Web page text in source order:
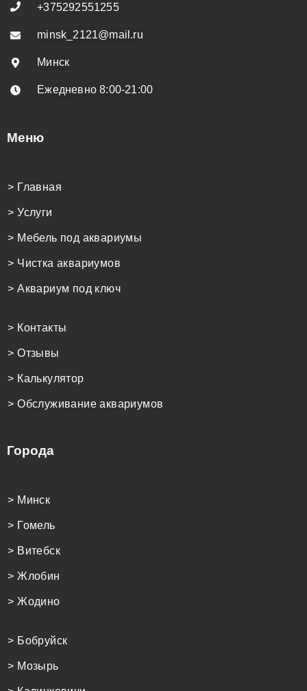
+375292551255
minsk_2121@mail.ru
Минск
Ежедневно 8:00-21:00
Меню
> Главная
> Услуги
> Мебель под аквариумы
> Чистка аквариумов
> Аквариум под ключ
> Контакты
> Отзывы
> Калькулятор
> Обслуживание аквариумов
Города
> Минск
> Гомель
> Витебск
> Жлобин
> Жодино
> Бобруйск
> Мозырь